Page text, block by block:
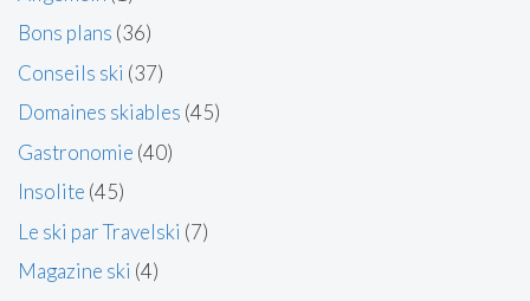
Bons plans (36)
Conseils ski (37)
Domaines skiables (45)
Gastronomie (40)
Insolite (45)
Le ski par Travelski (7)
Magazine ski (4)